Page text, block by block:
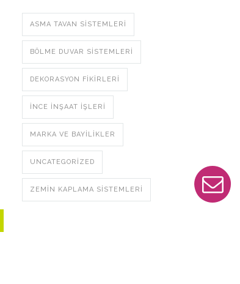
ASMA TAVAN SISTEMLERI
BÖLME DUVAR SISTEMLERI
DEKORASYON FIKIRLERI
İNCE İNŞAAT İŞLERI
MARKA VE BAYILIKLER
UNCATEGORIZED
ZEMIN KAPLAMA SISTEMLERI